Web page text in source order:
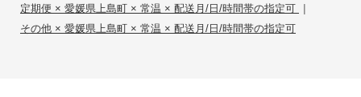
定期便 × 愛媛県上島町 × 常温 × 配送月/日/時間帯の指定可 |
その他 × 愛媛県上島町 × 常温 × 配送月/日/時間帯の指定可